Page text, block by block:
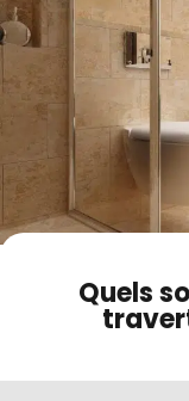
Contact
Mode sombre
Quels